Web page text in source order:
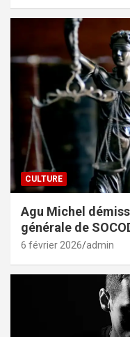
CULTURE
Agu Michel
générale de
6 février 2026 admin